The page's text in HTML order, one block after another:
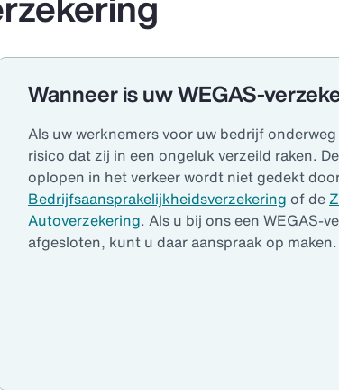
Wanneer is uw WEGAS-
Als uw werknemers voor uw bedrijf
risico dat zij in een ongeluk verzeild raken.
oplopen in het verkeer wordt niet gedekt
Bedrijfsaansprakelijkheidsverzekering of de
Autoverzekering. Als u bij ons een WEGAS-
afgesloten, kunt u daar aanspraak op maken.